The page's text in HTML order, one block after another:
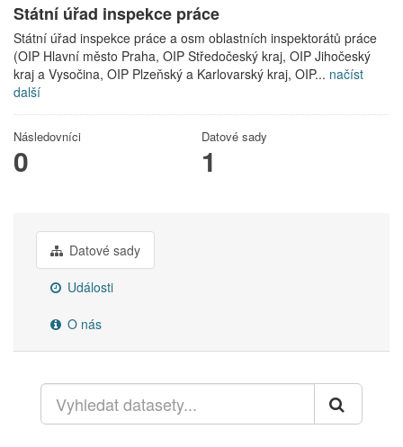
Státní úřad inspekce práce
Státní úřad inspekce práce a osm oblastních inspektorátů práce
(OIP Hlavní město Praha, OIP Středočeský kraj, OIP Jihočeský
kraj a Vysočina, OIP Plzeňský a Karlovarský kraj, OIP... načíst
další
Následovníci
0
Datové sady
1
Datové sady
Události
O nás